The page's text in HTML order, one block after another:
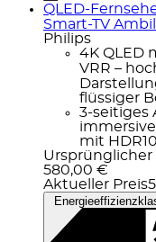
QLED-
Smart-TV
Philips
4K QLED
VRR –
flüssiger
3-seitiges
mit
Ursprünglicher
580,00 €
Aktueller Preis